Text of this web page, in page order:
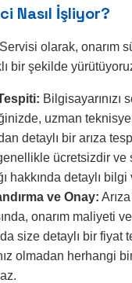
Nasıl İşliyor?
olarak, onarım
bir şekilde
Bilgisayarınızı
uzman
detaylı bir arıza
ücretsizdir ve
hakkında detaylı bilgi
ve Onay:
onarım maliyeti
size detaylı bir fiyat
olmadan herhangi